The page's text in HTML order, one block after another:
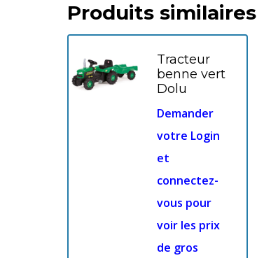
Produits similaires
Tracteur
benne vert
Dolu
Demander
votre Login
et
connectez-
vous pour
voir les prix
de gros